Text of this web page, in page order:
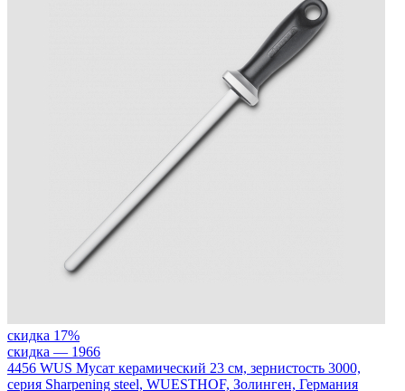
скидка 17%
скидка — 1966
4456 WUS Мусат керамический 23 см, зернистость 3000,
серия Sharpening steel, WUESTHOF, Золинген, Германия